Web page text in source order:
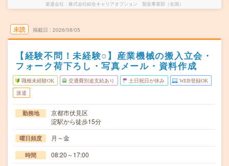
派遣会社 株式会社綜合キャリアオプション 製造事業部（全国）
未読 掲載日 2026/08/05
【経験不問！未経験○】産業機械の搬入立会・
フォーク荷下ろし・写真メール・資料作成
職種未経験OK 交通費別途支給あり 土日祝日が休み WEB登録OK
派遣
勤務地
京都市伏見区
淀駅から徒歩15分
曜日頻度 月～金
時間 08:20～17:00